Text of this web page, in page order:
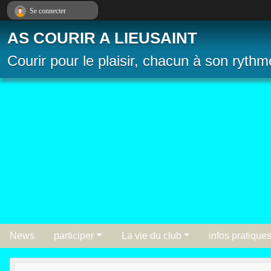
AS COURIR A LIEUSAINT
Courir pour le plaisir, chacun à son
News participer La vie du club infos pratiques
Se connecter
Panneau de gestion des cookies